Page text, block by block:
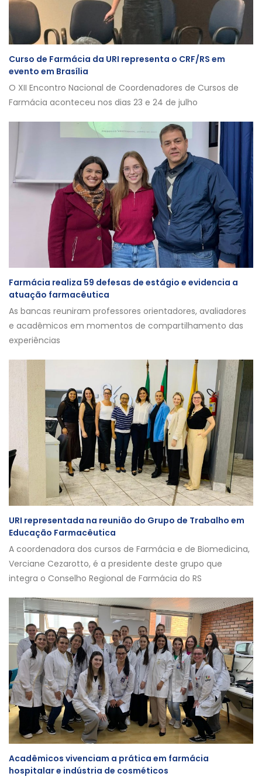
Curso de Farmácia da URI representa o CRF/RS em
evento em Brasília
O XII Encontro Nacional de Coordenadores de Cursos de
Farmácia aconteceu nos dias 23 e 24 de julho
Farmácia realiza 59 defesas de estágio e evidencia a
atuação farmacêutica
As bancas reuniram professores orientadores, avaliadores
e acadêmicos em momentos de compartilhamento das
experiências
URI representada na reunião do Grupo de Trabalho em
Educação Farmacêutica
A coordenadora dos cursos de Farmácia e de Biomedicina,
Verciane Cezarotto, é a presidente deste grupo que
integra o Conselho Regional de Farmácia do RS
Acadêmicos vivenciam a prática em farmácia
hospitalar e indústria de cosméticos